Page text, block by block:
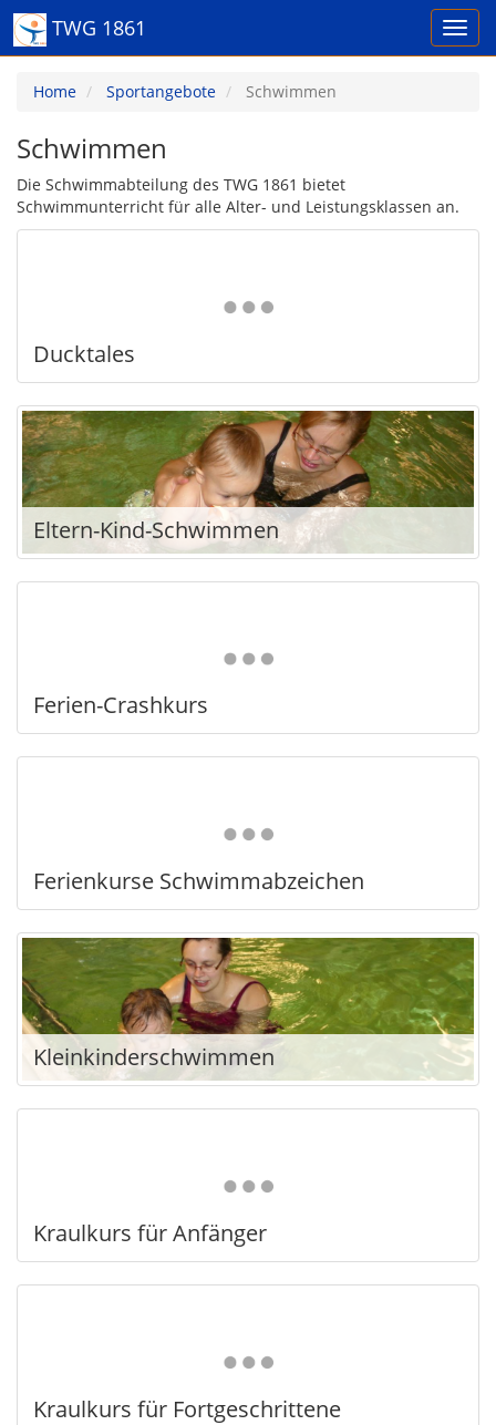
TWG 1861
Home Sportangebote Schwimmen
Schwimmen
Die Schwimmabteilung des TWG 1861 bietet
Schwimmunterricht für alle Alter- und Leistungsklassen an.
Ducktales
Eltern-Kind-Schwimmen
Ferien-Crashkurs
Ferienkurse Schwimmabzeichen
Kleinkinderschwimmen
Kraulkurs für Anfänger
Kraulkurs für Fortgeschrittene